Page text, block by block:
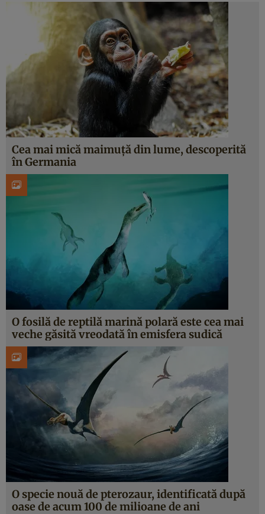
Cea mai mică maimuță din lume, descoperită
în Germania
O fosilă de reptilă marină polară este cea mai
veche găsită vreodată în emisfera sudică
O specie nouă de pterozaur, identificată după
oase de acum 100 de milioane de ani